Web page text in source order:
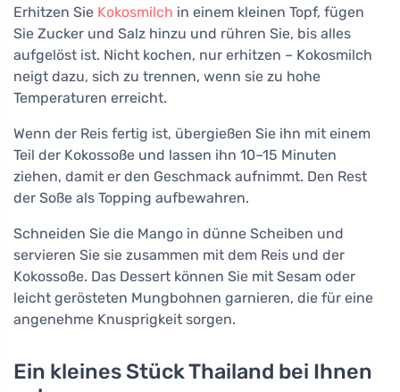
Erhitzen Sie Kokosmilch in einem kleinen Topf, fügen
Sie Zucker und Salz hinzu und rühren Sie, bis alles
aufgelöst ist. Nicht kochen, nur erhitzen – Kokosmilch
neigt dazu, sich zu trennen, wenn sie zu hohe
Temperaturen erreicht.
Wenn der Reis fertig ist, übergießen Sie ihn mit einem
Teil der Kokossoße und lassen ihn 10–15 Minuten
ziehen, damit er den Geschmack aufnimmt. Den Rest
der Soße als Topping aufbewahren.
Schneiden Sie die Mango in dünne Scheiben und
servieren Sie sie zusammen mit dem Reis und der
Kokossoße. Das Dessert können Sie mit Sesam oder
leicht gerösteten Mungbohnen garnieren, die für eine
angenehme Knusprigkeit sorgen.
Ein kleines Stück Thailand bei Ihnen